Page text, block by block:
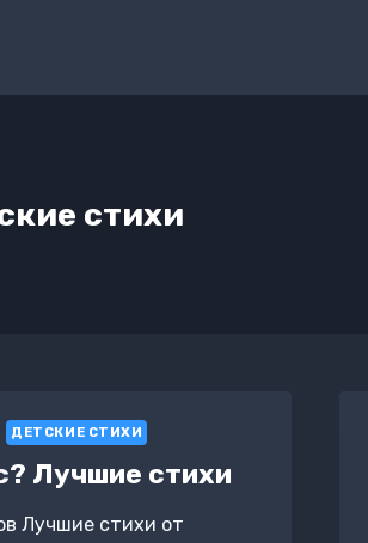
стихи
ДЕТСКИЕ СТИХИ
Лучшие стихи
Лучшие стихи от